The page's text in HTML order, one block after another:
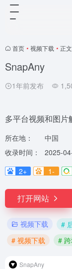
首页 • 视频下载 • 正文
SnapAny
1年前发布
多平台视频和图
所在地：
中国
收录时间：
2025-
2+
1-
打开网站
视频下载 #
# 视频下载
#
SnapAny